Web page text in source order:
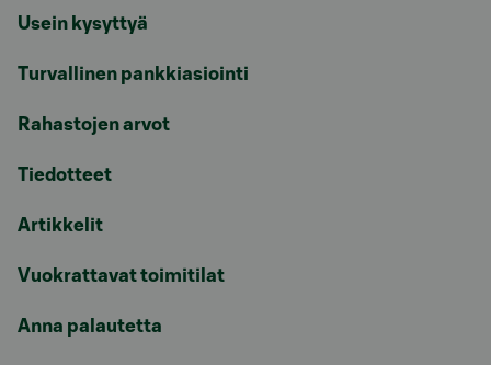
Usein kysyttyä
Turvallinen pankkiasiointi
Rahastojen arvot
Tiedotteet
Artikkelit
Vuokrattavat toimitilat
Anna palautetta